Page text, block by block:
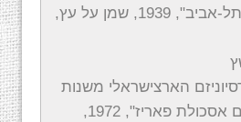
רפאל מוהר, "נמל תל-אביב", 1939, שמן על עץ,
הארצישראלי משנות
השלושים וקשריו עם אסכולת פאריז", 1972,